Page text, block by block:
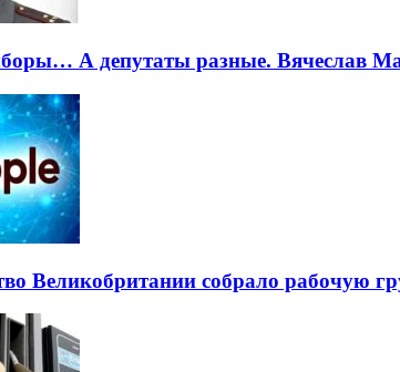
А депутаты разные. Вячеслав
Великобритании собрало рабочую